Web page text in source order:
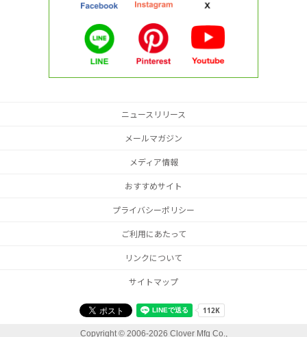
ニュースリリース
メールマガジン
メディア情報
おすすめサイト
プライバシーポリシー
ご利用にあたって
リンクについて
サイトマップ
Copyright © 2006-2026 Clover Mfg Co.,